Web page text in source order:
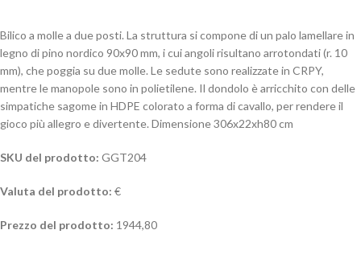
Bilico a molle a due posti. La struttura si compone di un palo lamellare in
legno di pino nordico 90x90 mm, i cui angoli risultano arrotondati (r. 10
mm), che poggia su due molle. Le sedute sono realizzate in CRPY,
mentre le manopole sono in polietilene. Il dondolo è arricchito con delle
simpatiche sagome in HDPE colorato a forma di cavallo, per rendere il
gioco più allegro e divertente. Dimensione 306x22xh80 cm
SKU del prodotto: GGT204
Valuta del prodotto: €
Prezzo del prodotto: 1944,80